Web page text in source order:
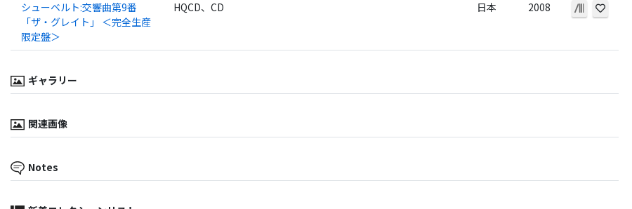
シューベルト:交響曲第9番
「ザ・グレイト」 ＜完全生産
限定盤＞
HQCD、CD 日本 2008
ギャラリー
関連画像
Notes